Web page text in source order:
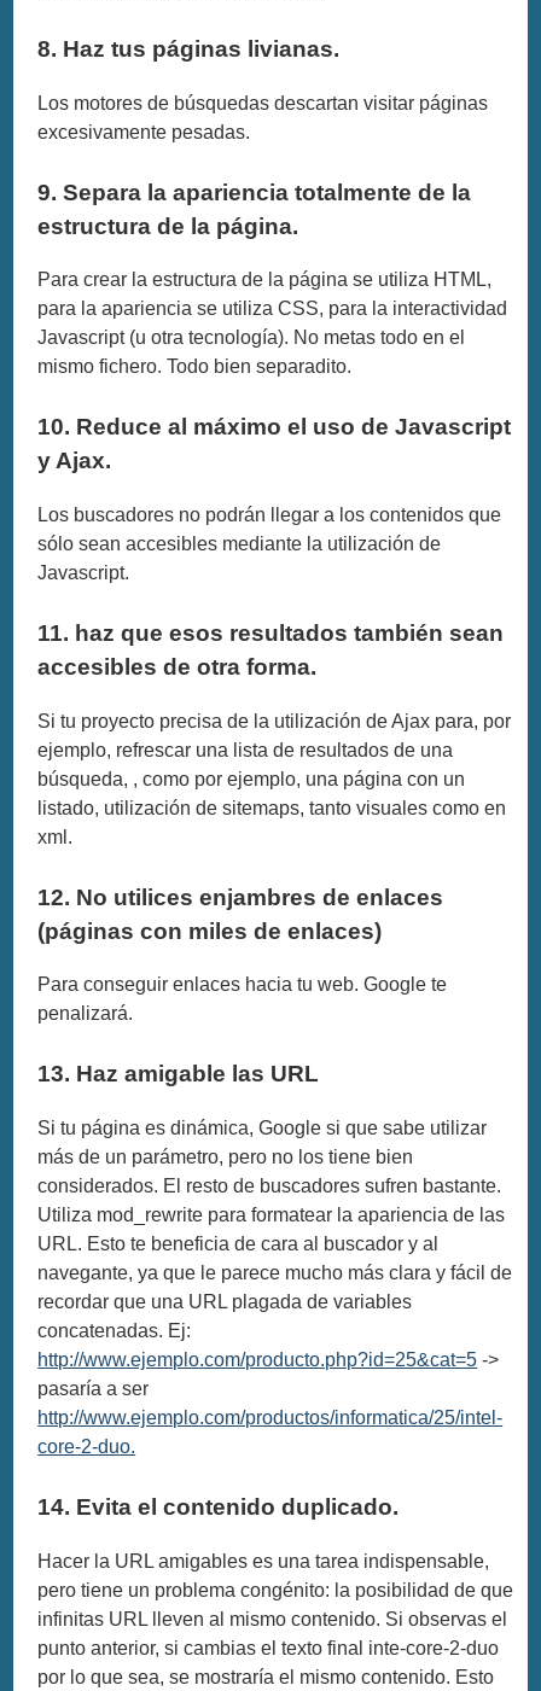
8. Haz tus páginas livianas.
Los motores de búsquedas descartan visitar páginas
excesivamente pesadas.
9. Separa la apariencia totalmente de la
estructura de la página.
Para crear la estructura de la página se utiliza HTML,
para la apariencia se utiliza CSS, para la interactividad
Javascript (u otra tecnología). No metas todo en el
mismo fichero. Todo bien separadito.
10. Reduce al máximo el uso de Javascript
y Ajax.
Los buscadores no podrán llegar a los contenidos que
sólo sean accesibles mediante la utilización de
Javascript.
11. haz que esos resultados también sean
accesibles de otra forma.
Si tu proyecto precisa de la utilización de Ajax para, por
ejemplo, refrescar una lista de resultados de una
búsqueda, , como por ejemplo, una página con un
listado, utilización de sitemaps, tanto visuales como en
xml.
12. No utilices enjambres de enlaces
(páginas con miles de enlaces)
Para conseguir enlaces hacia tu web. Google te
penalizará.
13. Haz amigable las URL
Si tu página es dinámica, Google si que sabe utilizar
más de un parámetro, pero no los tiene bien
considerados. El resto de buscadores sufren bastante.
Utiliza mod_rewrite para formatear la apariencia de las
URL. Esto te beneficia de cara al buscador y al
navegante, ya que le parece mucho más clara y fácil de
recordar que una URL plagada de variables
concatenadas. Ej:
http://www.ejemplo.com/producto.php?id=25&cat=5 ->
pasaría a ser
http://www.ejemplo.com/productos/informatica/25/intel-
core-2-duo.
14. Evita el contenido duplicado.
Hacer la URL amigables es una tarea indispensable,
pero tiene un problema congénito: la posibilidad de que
infinitas URL lleven al mismo contenido. Si observas el
punto anterior, si cambias el texto final inte-core-2-duo
por lo que sea, se mostraría el mismo contenido. Esto